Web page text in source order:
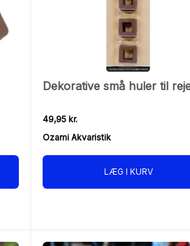
Dekorative små huler til
49,95 kr.
Ozami Akvaristik
LÆG I KURV